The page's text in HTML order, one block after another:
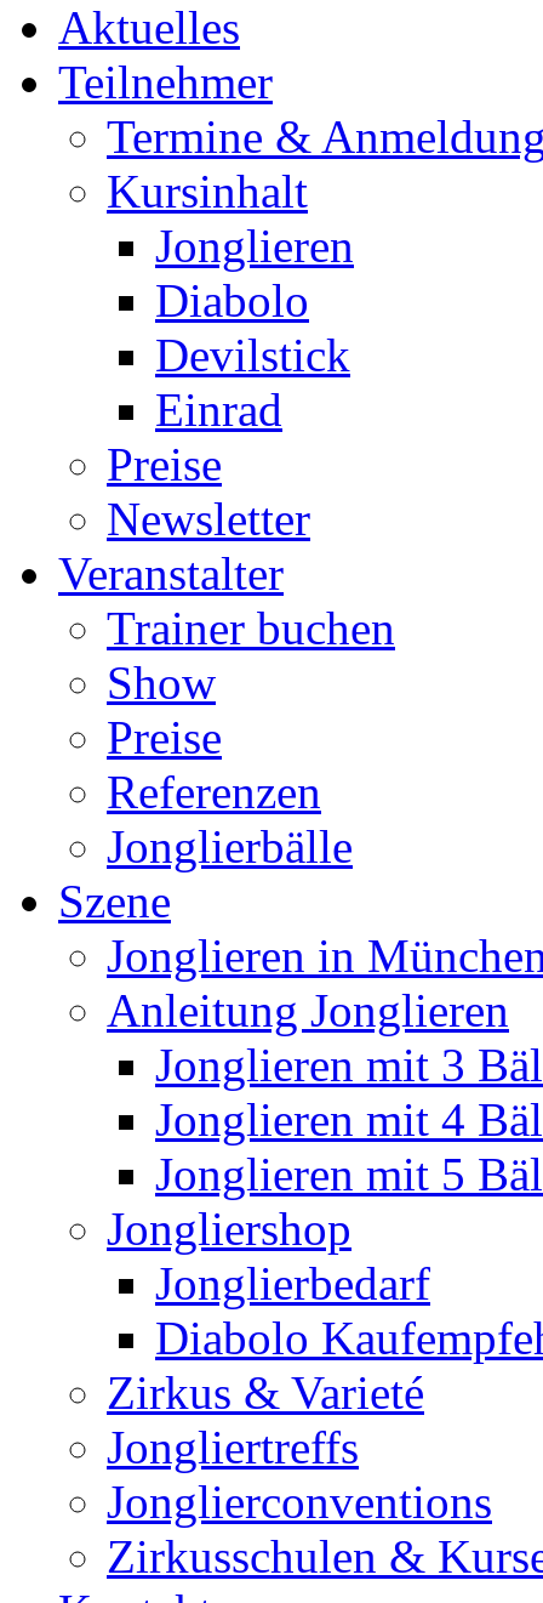
Aktuelles
Teilnehmer
Termine &
Kursinhalt
Jonglieren
Diabolo
Devilstick
Einrad
Preise
Newsletter
Veranstalter
Trainer buchen
Show
Preise
Referenzen
Jonglierbälle
Szene
Jonglieren in
Anleitung Jonglieren
Jonglieren mit 3
Jonglieren mit 4
Jonglieren mit 5
Jongliershop
Jonglierbedarf
Diabolo
Zirkus & Varieté
Jongliertreffs
Jonglierconventions
Zirkusschulen &